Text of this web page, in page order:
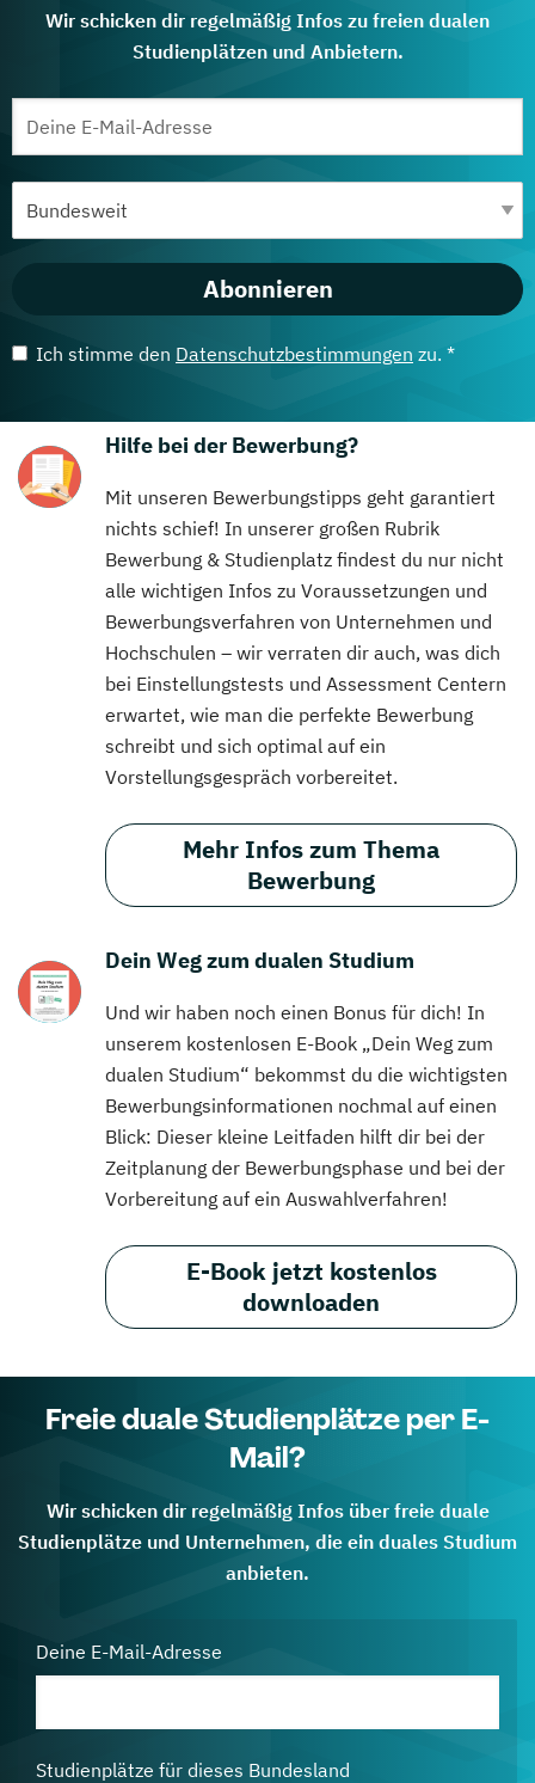
Wir schicken dir regelmäßig Infos zu freien dualen
Studienplätzen und Anbietern.
Abonnieren
Ich stimme den Datenschutzbestimmungen zu. *
Hilfe bei der Bewerbung?
Mit unseren Bewerbungstipps geht garantiert
nichts schief! In unserer großen Rubrik
Bewerbung & Studienplatz findest du nur nicht
alle wichtigen Infos zu Voraussetzungen und
Bewerbungsverfahren von Unternehmen und
Hochschulen – wir verraten dir auch, was dich
bei Einstellungstests und Assessment Centern
erwartet, wie man die perfekte Bewerbung
schreibt und sich optimal auf ein
Vorstellungsgespräch vorbereitet.
Mehr Infos zum Thema
Bewerbung
Dein Weg zum dualen Studium
Und wir haben noch einen Bonus für dich! In
unserem kostenlosen E-Book „Dein Weg zum
dualen Studium“ bekommst du die wichtigsten
Bewerbungsinformationen nochmal auf einen
Blick: Dieser kleine Leitfaden hilft dir bei der
Zeitplanung der Bewerbungsphase und bei der
Vorbereitung auf ein Auswahlverfahren!
E-Book jetzt kostenlos
downloaden
Freie duale Studienplätze per E-
Mail?
Wir schicken dir regelmäßig Infos über freie duale
Studienplätze und Unternehmen, die ein duales Studium
anbieten.
Deine E-Mail-Adresse
Studienplätze für dieses Bundesland